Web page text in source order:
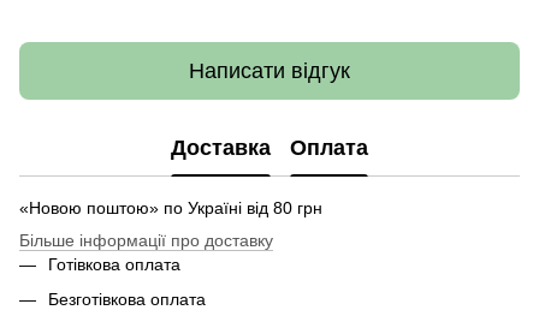
Написати відгук
Доставка Оплата
«Новою поштою» по Україні від 80 грн
Більше інформації про доставку
Готівкова оплата
Безготівкова оплата